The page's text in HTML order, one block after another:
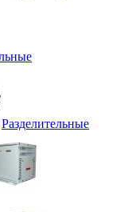
Разделительные